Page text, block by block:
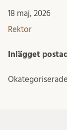
18 maj, 2026
Rektor
Inlägget
Okategoriserade